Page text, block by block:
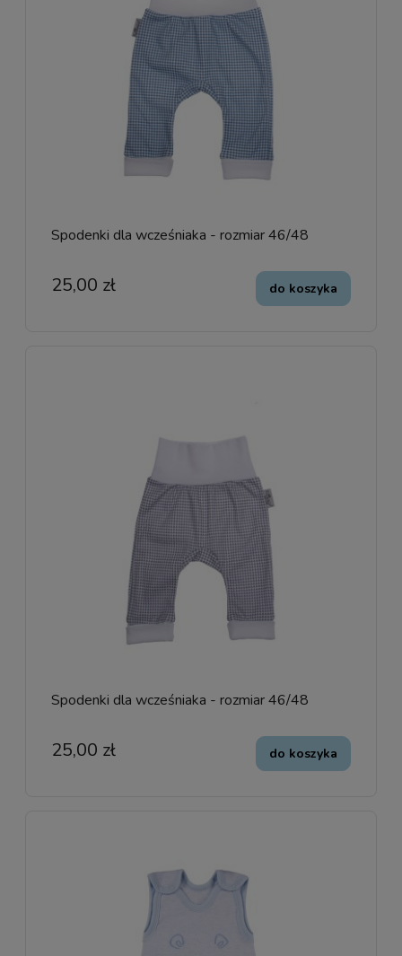
Spodenki dla wcześniaka - rozmiar 46/48
25,00 zł do koszyka
Spodenki dla wcześniaka - rozmiar 46/48
25,00 zł do koszyka